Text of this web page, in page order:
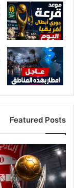
Featured Posts
قائمة
منافسي
النادي
الإفريقي